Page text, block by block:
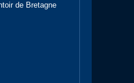
de Bretagne